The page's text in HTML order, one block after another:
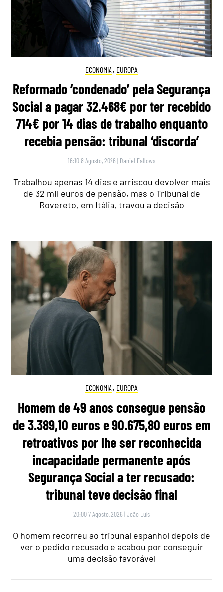
ECONOMIA , EUROPA
Reformado ‘condenado’ pela Segurança
Social a pagar 32.468€ por ter recebido
714€ por 14 dias de trabalho enquanto
recebia pensão: tribunal ‘discorda’
16:10 8 Agosto, 2026 | Daniel Fallows
Trabalhou apenas 14 dias e arriscou devolver mais
de 32 mil euros de pensão, mas o Tribunal de
Rovereto, em Itália, travou a decisão
ECONOMIA , EUROPA
Homem de 49 anos consegue pensão
de 3.389,10 euros e 90.675,80 euros em
retroativos por lhe ser reconhecida
incapacidade permanente após
Segurança Social a ter recusado:
tribunal teve decisão final
20:00 7 Agosto, 2026 |João Luís
O homem recorreu ao tribunal espanhol depois de
ver o pedido recusado e acabou por conseguir
uma decisão favorável